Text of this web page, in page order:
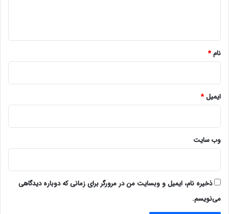
نام*
ایمیل*
وب‌ سایت
ذخیره نام، ایمیل و وبسایت من در مرورگر برای زمانی که دوباره دیدگاهی
می‌نویسم.